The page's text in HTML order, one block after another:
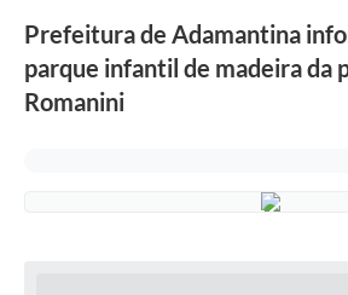
Cadastros Culturais
Lei Paulo Gustavo
Prefeitura de Adamantina
parque infantil de madeira da
Romanini